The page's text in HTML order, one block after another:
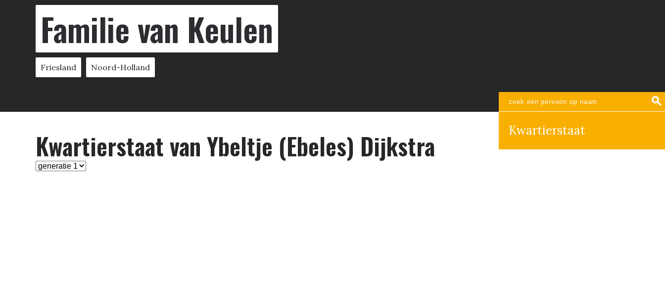
Familie van Keulen
Friesland Noord-Holland
Kwartierstaat
Kwartier­staat van Ybeltje (Ebeles) Dijkstra